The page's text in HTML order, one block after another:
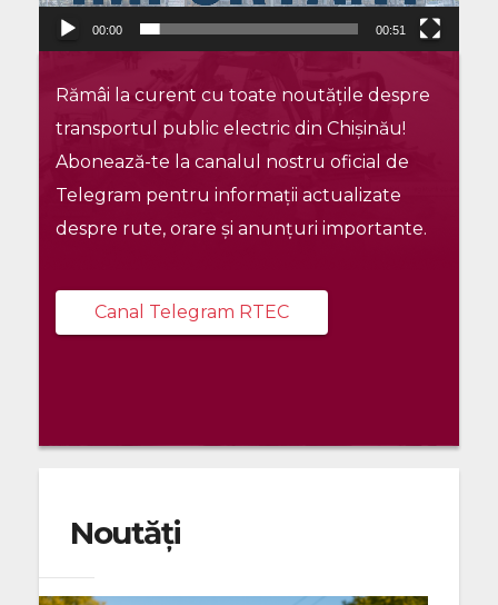
00:00 00:51
Rămâi la curent cu toate noutățile despre
transportul public electric din Chișinău!
Abonează-te la canalul nostru oficial de
Telegram pentru informații actualizate
despre rute, orare și anunțuri importante.
Canal Telegram RTEC
Noutăți